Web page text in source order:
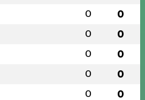
0 0
0 0
0 0
0 0
0 0